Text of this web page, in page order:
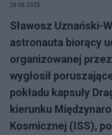
26.06.2025
Sławosz Uznański-
astronauta biorący
organizowanej
wygłosił
pokładu kapsuły
kierunku
Kosmicznej (ISS),